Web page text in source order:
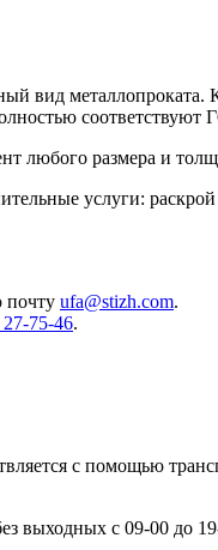
вид
соответствуют
любого размера и
услуги: раскрой
почту ufa@stizh.com.
75-46.
с помощью
выходных с 09-00 до